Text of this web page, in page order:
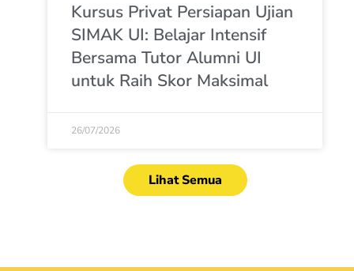
Kursus Privat Persiapan Ujian
SIMAK UI: Belajar Intensif
Bersama Tutor Alumni UI
untuk Raih Skor Maksimal
26/07/2026
Lihat Semua